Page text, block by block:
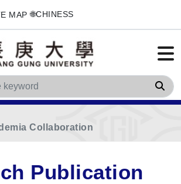
MAP 🌐CHINESS
Research Publication
Collaboration
Publication